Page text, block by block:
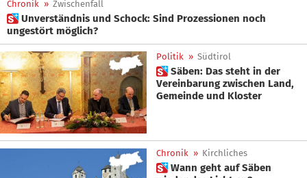
Chronik » Zwischenfall
 Unverständnis und Schock: Sind Prozessionen noch
ungestört möglich?
Politik » Südtirol
 Säben: Das steht in der
Vereinbarung zwischen Land,
Gemeinde und Kloster
Chronik » Kirchliches
 Wann geht auf Säben